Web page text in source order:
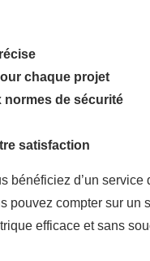
chaque projet
normes de sécurité
satisfaction
bénéficiez d’un
pouvez compter sur un
efficace et sans